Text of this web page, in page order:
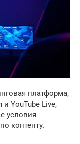
платформа,
и YouTube Live,
условия
контенту.